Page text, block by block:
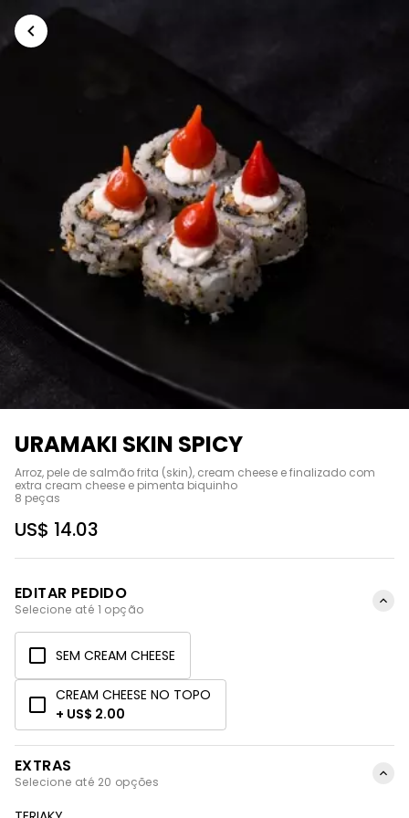
URAMAKI SKIN SPICY
Arroz, pele de salmão frita (skin), cream cheese e finalizado com
extra cream cheese e pimenta biquinho
8 peças
US$ 14.03
EDITAR PEDIDO
Selecione até 1 opção
SEM CREAM CHEESE
CREAM CHEESE NO TOPO
+ US$ 2.00
EXTRAS
Selecione até 20 opções